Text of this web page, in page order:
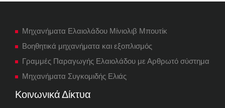
Μηχανήματα Ελαιολάδου Μίνιολιβ Μπουτίκ
Βοηθητικά μηχανήματα και εξοπλισμός
Γραμμές Παραγωγής Ελαιολάδου με Αρθρωτό σύστημα
Μηχανήματα Συγκομιδής Ελιάς
Κοινωνικά Δίκτυα